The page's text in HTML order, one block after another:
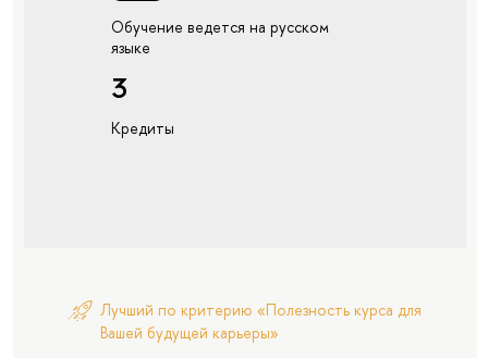
Обучение ведется на русском
языке
3
Кредиты
Лучший по критерию «Полезность курса для
Вашей будущей карьеры»